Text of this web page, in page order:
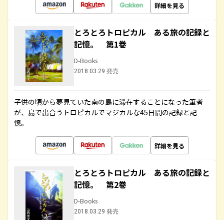
詳細を見る
とろとろトロピカル ある旅の記録と
記憶。 第1巻
D-Books
2018.03.29 発売
子供の頃から夢見ていた南の島に滞在することになった筆者
が、島で出合うトロピカルでマジカルな45日間の記録と記
憶。
詳細を見る
とろとろトロピカル ある旅の記録と
記憶。 第2巻
D-Books
2018.03.29 発売